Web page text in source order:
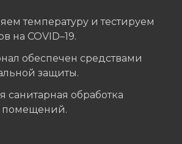
температуру и тестируем
на COVID–19.
обеспечен средствами
защиты.
санитарная обработка
помещений.